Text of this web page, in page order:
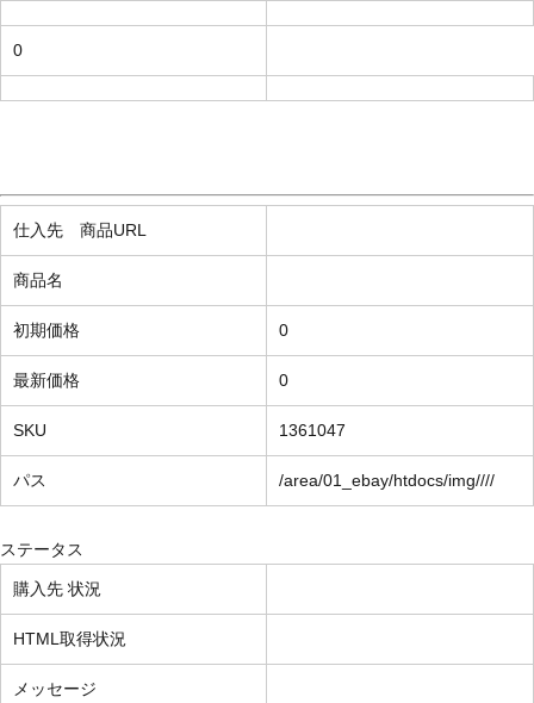
0
仕入先 商品URL
商品名
初期価格 0
最新価格 0
SKU 1361047
パス /area/01_ebay/htdocs/img////
ステータス
購入先 状況
HTML取得状況
メッセージ